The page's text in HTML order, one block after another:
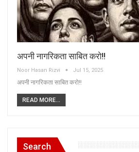
अपनी नागरिकता साबित करो!!
Noor Hasan Rizvi Jul 15, 2025
अपनी नागरिकता साबित करो!!
READ MORE...
Search